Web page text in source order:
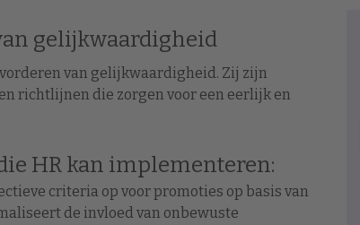
gelijkwaardigheid
van gelijkwaardigheid. Zij zijn
richtlijnen die zorgen voor een eerlijk en
HR kan implementeren:
criteria op voor promoties op basis van
de invloed van onbewuste